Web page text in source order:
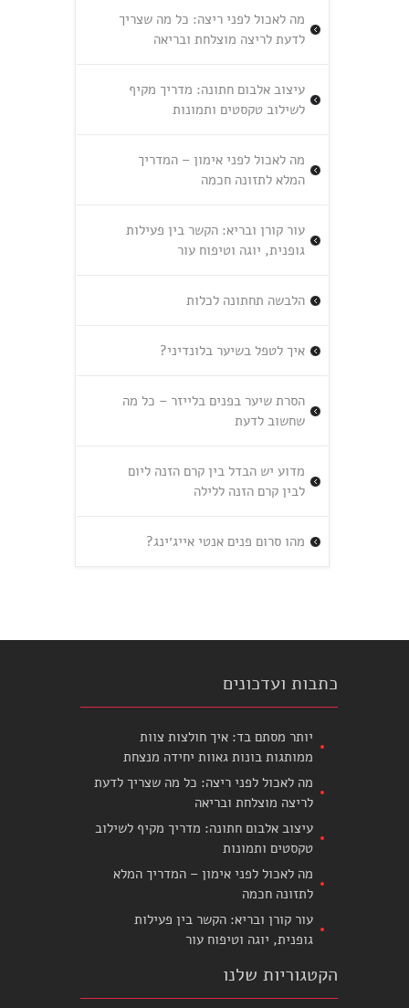
מה לאכול לפני ריצה: כל מה שצריך
לדעת לריצה מוצלחת ובריאה
עיצוב אלבום חתונה: מדריך מקיף
לשילוב טקסטים ותמונות
מה לאכול לפני אימון – המדריך
המלא לתזונה חכמה
עור קורן ובריא: הקשר בין פעילות
גופנית, יוגה וטיפוח עור
הלבשה תחתונה לכלות
איך לטפל בשיער בלונדיני?
הסרת שיער בפנים בלייזר – כל מה
שחשוב לדעת
מדוע יש הבדל בין קרם הזנה ליום
לבין קרם הזנה ללילה
מהו סרום פנים אנטי אייג׳ינג?
כתבות ועדכונים
יותר מסתם בד: איך חולצות צוות
ממותגות בונות גאוות יחידה מנצחת
מה לאכול לפני ריצה: כל מה שצריך לדעת
לריצה מוצלחת ובריאה
עיצוב אלבום חתונה: מדריך מקיף לשילוב
טקסטים ותמונות
מה לאכול לפני אימון – המדריך המלא
לתזונה חכמה
עור קורן ובריא: הקשר בין פעילות
גופנית, יוגה וטיפוח עור
הקטגוריות שלנו